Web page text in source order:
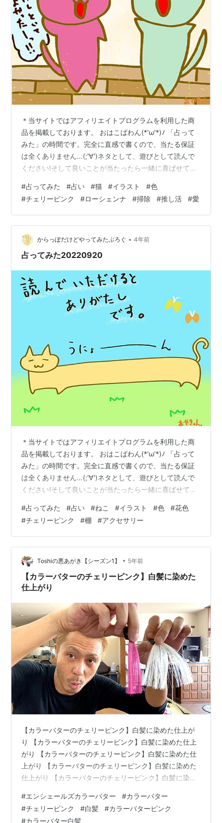
＊当サイトではアフィリエイトプログラムを利用した商
品を掲載しております。 おはこばわん(*'ω'*)ﾉ 「占って
みた」の時間です。完全に直感で書くので、当たる保証
は全くありません…(;'∀')ネタとして、遊びとして読んで
ください!そして良いことが当たったら一緒に喜ばせてく
日の運勢にするもよし夜 🌛読んで明日の運勢にするもよ
し来週、来月の…なんてのもありでご自由にして頂けれ
ばと考えています。 それではやってみよう('ω')ﾉ 次の２
色のうち、どちらかを選んでください。結果は下～～～
～～ 結果 ～～ チェリーピンクを選んだ方… 掃除をする
と褒…
#占ってみた #占い #猫 #イラスト #色
#チェリーピンク #ローシェンナ #掃除 #推し活 #愛
からっぽだけどやってみたぶろぐ • 4年前
占ってみた20220920
＊当サイトではアフィリエイトプログラムを利用した商
品を掲載しております。 おはこばわん(*'ω'*)ﾉ 「占って
みた」の時間です。完全に直感で書くので、当たる保証
は全くありません…(;'∀')ネタとして、遊びとして読んで
ください!そして良いことが当たったら一緒に喜ばせてく
日の運勢にするもよし夜 🌛読んで明日の運勢にするもよ
し来週、来月の…なんてのもありでご自由にして頂けれ
ばと考えています。 それではやってみよう('ω')ﾉ 次の２
色のうち、どちらかを選んでください。結果は下～～～
～～ 結果 ～～ 花色を選んだ方… 荷物の雪崩に気を付け
まそ…
#占ってみた #占い #ねこ #イラスト #色 #花色
#チェリーピンク #棚 #アクセサリー
Toshiの悪あがき【シーズン1】 • 5年前
【カラーバターのチェリーピンク】白髪に染めた
仕上がり
【カラーバターのチェリーピンク】白髪に染めた仕上が
り 【カラーバターのチェリーピンク】白髪に染めた仕上
がり 【カラーバターのチェリーピンク】白髪に染めた仕
上がり 【カラーバターのチェリーピンク】白髪に染めた
仕上がり 【カラーバターのチェリーピンク】白髪に染め
めた仕上がり 【カラーバターのチェリーピンク】白髪に
染めた仕上がり 【カラーバターのチェリーピンク】白髪
#エンシェールズカラーバター #カラーバター
#チェリーピンク #白髪 #カラーバターピンク
#カラーバター白髪